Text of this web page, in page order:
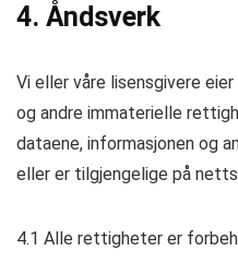
4. Åndsverk
Vi eller våre lisensgivere
og andre immaterielle
dataene, informasjonen og
eller er tilgjengelige på
4.1 Alle rettigheter er